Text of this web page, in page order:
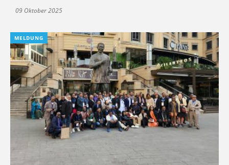
09 Oktober 2025
MELDUNG